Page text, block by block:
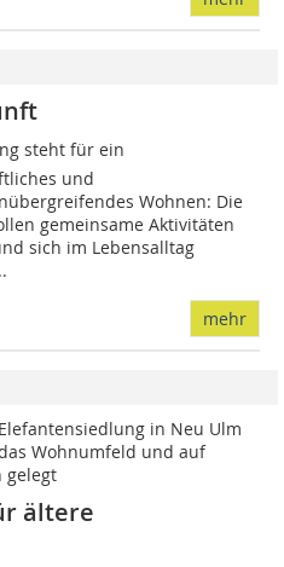
steht für ein
und
Wohnen: Die
gemeinsame Ak­tivitäten
sich im Lebensalltag
mehr
in Neu Ulm
Wohnumfeld und auf
gelegt
ältere